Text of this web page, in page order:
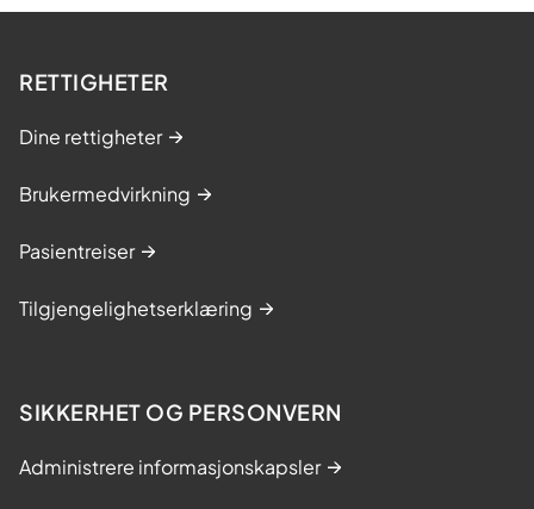
RETTIGHETER
Dine rettigheter
Brukermedvirkning
Pasientreiser
Tilgjengelighetserklæring
SIKKERHET OG PERSONVERN
Administrere informasjonskapsler